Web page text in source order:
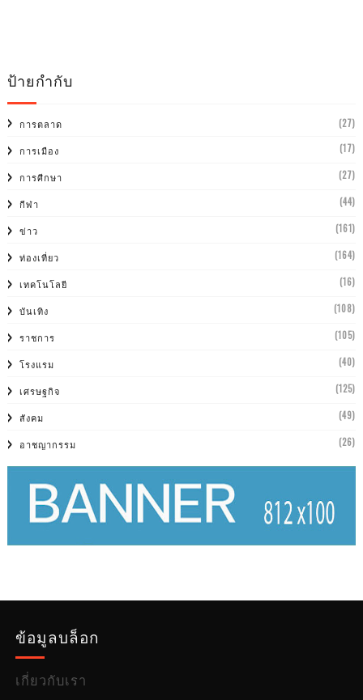
ป้ายกำกับ
การตลาด (27)
การเมือง (17)
การศีกษา (27)
กีฬา (44)
ข่าว (161)
ท่องเที่ยว (164)
เทคโนโลยี (16)
บันเทิง (108)
ราชการ (105)
โรงแรม (40)
เศรษฐกิจ (125)
สังคม (49)
อาชญากรรม (26)
ข้อมูลบล็อก
เกี่ยวกับเรา